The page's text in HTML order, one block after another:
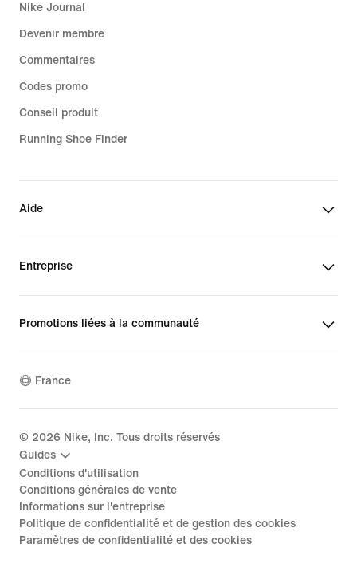
Nike Journal
Devenir membre
Commentaires
Codes promo
Conseil produit
Running Shoe Finder
Aide
Entreprise
Promotions liées à la communauté
France
© 2026 Nike, Inc. Tous droits réservés
Guides
Conditions d'utilisation
Conditions générales de vente
Informations sur l'entreprise
Politique de confidentialité et de gestion des cookies
Paramètres de confidentialité et des cookies